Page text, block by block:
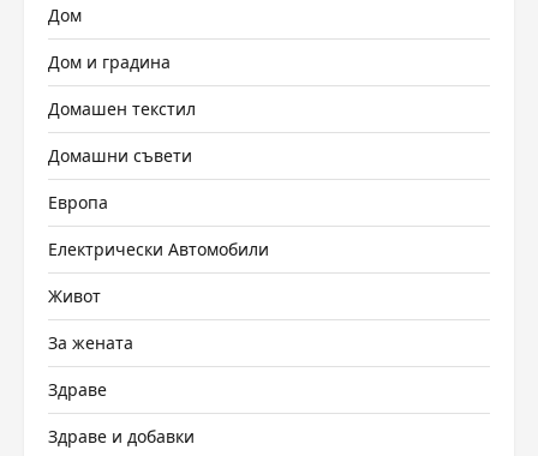
Дом
Дом и градина
Домашен текстил
Домашни съвети
Европа
Електрически Автомобили
Живот
За жената
Здраве
Здраве и добавки